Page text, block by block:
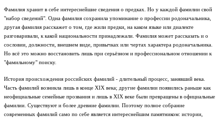
Фамилия хранит в себе интереснейшие сведения о предках. Но у каждой фамилии свой
"набор сведений". Одна фамилия сохранила упоминание о профессии родоначальника,
другая фамилия расскажет о том, где жили предки, на каком языке или диалекте
разговаривали, к какой национальности принадлежали. Фамилия может рассказать и о
сословии, должности, внешнем виде, привычках или чертах характера родоначальника.
Но всё это можно восстановить лишь при серьёзном и профессиональном отношении к
"фамильному" поиску.
История происхождения российских фамилий - длительный процесс, занявший века.
Часть фамилий возникла лишь в конце XIX века; другие фамилии появились раньше как
неофициальные семейные прозвания и лишь в XIX веке были превращены в официальные
фамилии. Существуют и более древние фамилии. Поэтому полное собрание
современных фамилий само по себе является интереснейшим памятником: истории,